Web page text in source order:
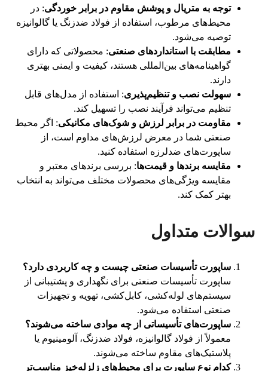
توجه به متریال و پوشش مقاوم در برابر خوردگی: در
محیط‌های مرطوب، استفاده از فولاد ضدزنگ یا گالوانیزه
توصیه می‌شود.
مطابقت با استانداردهای صنعتی: محصولاتی که دارای
گواهینامه‌های بین‌المللی هستند، کیفیت و ایمنی بهتری
دارند.
سهولت نصب و تنظیم‌پذیری: استفاده از مدل‌های قابل
تنظیم می‌تواند فرآیند نصب را تسهیل کند.
مقاومت در برابر لرزش و شوک‌های مکانیکی: اگر محیط
صنعتی شما در معرض لرزش‌های مداوم است، از
ساپورت‌های ضدلرزه استفاده کنید.
مقایسه برندها و قیمت‌ها: بررسی برندهای معتبر و
مقایسه ویژگی‌های محصولات مختلف می‌تواند به انتخاب
بهتر کمک کند.
سوالات متداول
ساپورت تأسیسات صنعتی چیست و چه کاربردی دارد؟
ساپورت تأسیسات صنعتی برای نگهداری و پشتیبانی از
سیستم‌های لوله‌کشی، کابل‌کشی، تهویه و تجهیزات
صنعتی استفاده می‌شود.
ساپورت‌های تأسیساتی از چه موادی ساخته می‌شوند؟
معمولاً از فولاد گالوانیزه، فولاد ضدزنگ، آلومینیوم یا
پلاستیک‌های مقاوم ساخته می‌شوند.
کدام نوع ساپورت برای محیط‌های زلزله‌خیز مناسب‌تر